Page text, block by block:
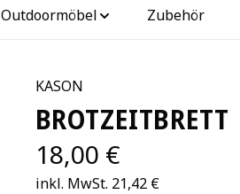
Outdoormöbel Zubehör
KASON
BROTZEITBRETT
18,00 €
inkl. MwSt. 21,42 €